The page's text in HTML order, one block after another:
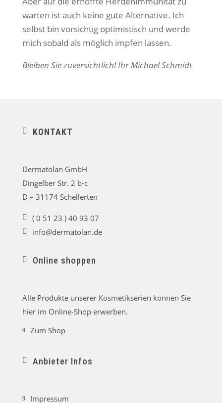
warten ist auch keine gute Alternative. Ich
selbst bin vorsichtig optimistisch und werde
mich sobald als möglich impfen lassen.
Bleiben Sie zuversichtlich! Ihr Michael Schmidt
pi
_
al
t
o
KONTAKT
Dermatolan GmbH
Dingelber Str. 2 b-c
D – 31174 Schellerten
lo
c
h
o
o
( 0 51 23 ) 40 93 07
ai
l
info@dermatolan.de
ca
rt
ic
n
Online shoppen
Alle Produkte unserer Kosmetikserien können Sie
hier im Online-Shop erwerben.
ic
on
Zum Shop
ib
Anbieter Infos
Impressum